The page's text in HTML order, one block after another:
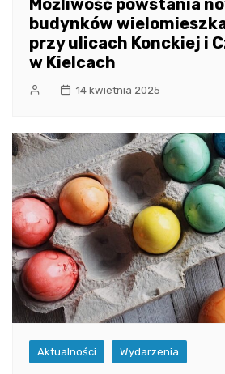
budynków
przy ulicach Konckiej i
w Kielcach
14 kwietnia 2025
Aktualności Wydarzenia